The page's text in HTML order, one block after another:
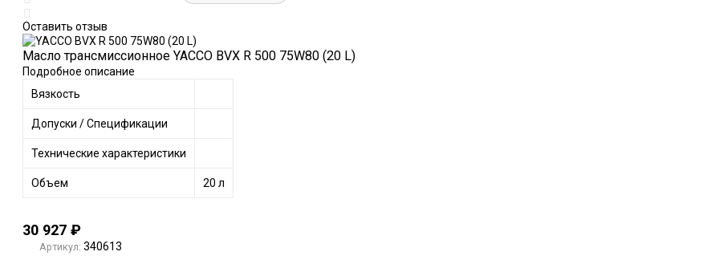
Оставить отзыв
Масло трансмиссионное YACCO BVX R 500 75W80 (20 L)
Подробное описание
Вязкость
Допуски / Спецификации
Технические характеристики
Объем 20 л
30 927 ₽
Артикул: 340613